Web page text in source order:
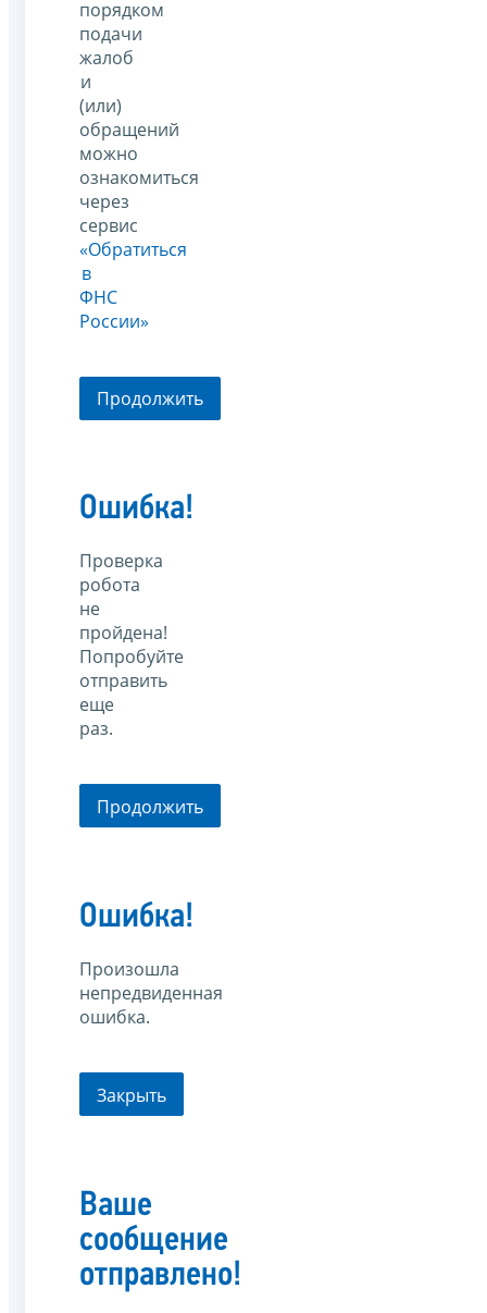
порядком
подачи
жалоб
и
(или)
обращений
можно
ознакомиться
через
сервис
«Обратиться
в
ФНС
России»
Продолжить
Ошибка!
Проверка
робота
не
пройдена!
Попробуйте
отправить
еще
раз.
Продолжить
Ошибка!
Произошла
непредвиденная
ошибка.
Закрыть
Ваше
сообщение
отправлено!